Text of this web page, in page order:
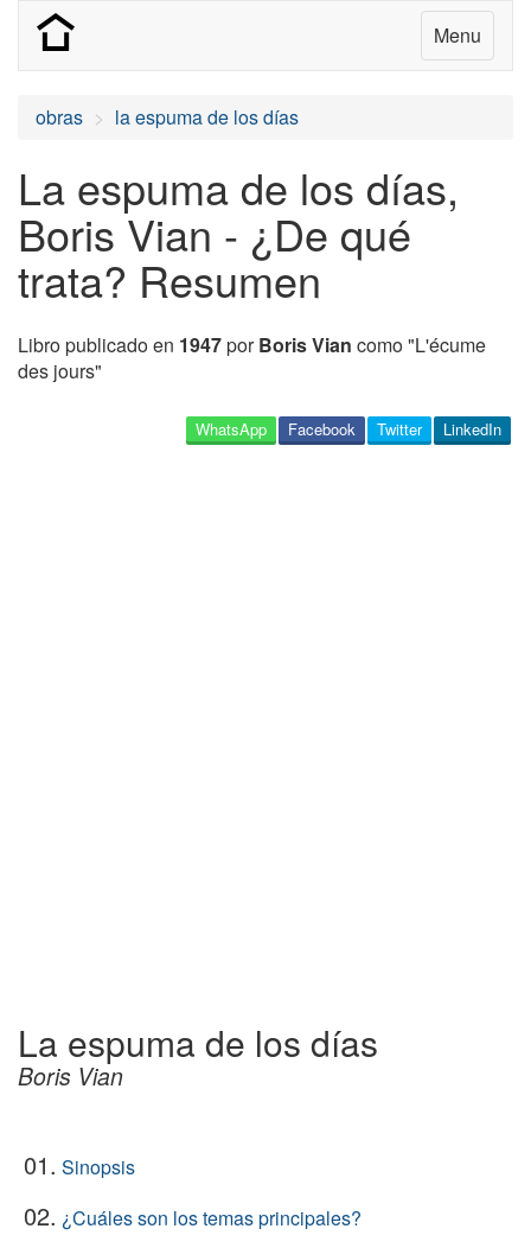
Menu
obras la espuma de los días
La espuma de los días,
Boris Vian - ¿De qué
trata? Resumen
Libro publicado en 1947porBoris Vian como "L'écume
des jours"
LinkedIn
Twitter
Facebook
WhatsApp
La espuma de los días
Boris Vian
01. Sinopsis
02. ¿Cuáles son los temas principales?